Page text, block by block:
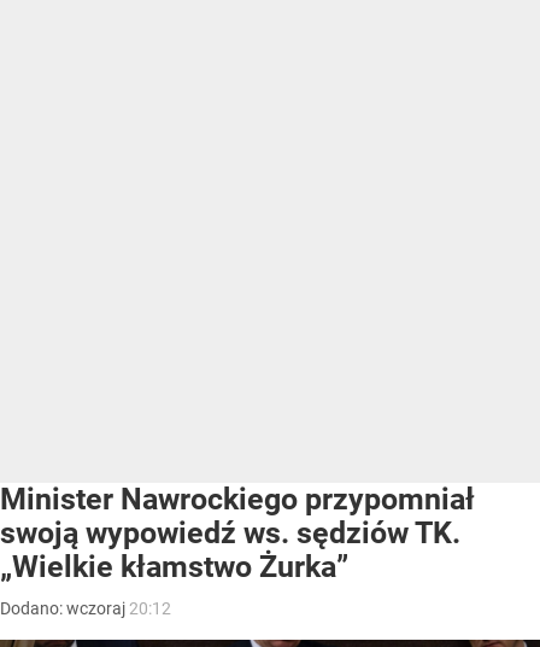
Minister Nawrockiego przypomniał
swoją wypowiedź ws. sędziów TK.
„Wielkie kłamstwo Żurka”
Dodano:wczoraj 20:12